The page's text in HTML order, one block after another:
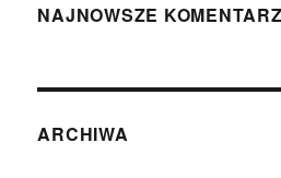
NAJNOWSZE
ARCHIWA